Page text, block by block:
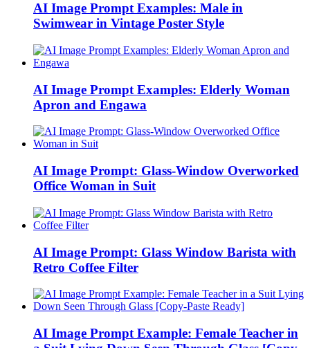
AI Image Prompt Examples: Male in
Swimwear in Vintage Poster Style
AI Image Prompt Examples: Elderly Woman
Apron and Engawa
AI Image Prompt: Glass-Window Overworked
Office Woman in Suit
AI Image Prompt: Glass Window Barista with
Retro Coffee Filter
AI Image Prompt Example: Female Teacher in